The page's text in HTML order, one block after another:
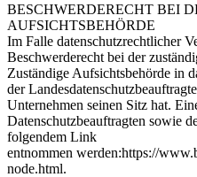
BESCHWERDERECHT BEI
AUFSICHTSBEHÖRDE
Im Falle datenschutzrechtlicher
Beschwerderecht bei der
Zuständige Aufsichtsbehörde in
der
Unternehmen seinen Sitz hat.
Datenschutzbeauftragten sowie
folgendem Link
entnommen werden:https://
node.html.